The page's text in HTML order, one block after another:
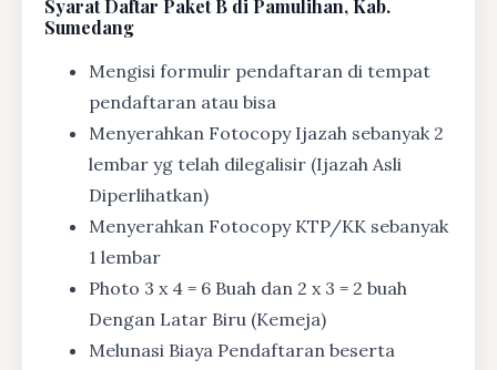
SyaratDaftar Paket B di Pamulihan, Kab.
Sumedang
Mengisi formulir pendaftaran di tempat
pendaftaran atau bisa
Menyerahkan Fotocopy Ijazah sebanyak 2
lembar yg telah dilegalisir (Ijazah Asli
Diperlihatkan)
Menyerahkan Fotocopy KTP/KK sebanyak
1 lembar
Photo 3 x 4 = 6 Buah dan 2 x 3 = 2 buah
Dengan Latar Biru (Kemeja)
Melunasi Biaya Pendaftaran beserta